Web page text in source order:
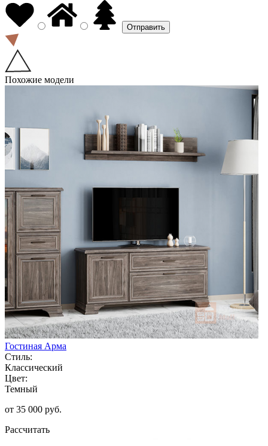
Похожие модели
Гостиная Арма
Стиль:
Классический
Цвет:
Темный
от 35 000 руб.
Рассчитать